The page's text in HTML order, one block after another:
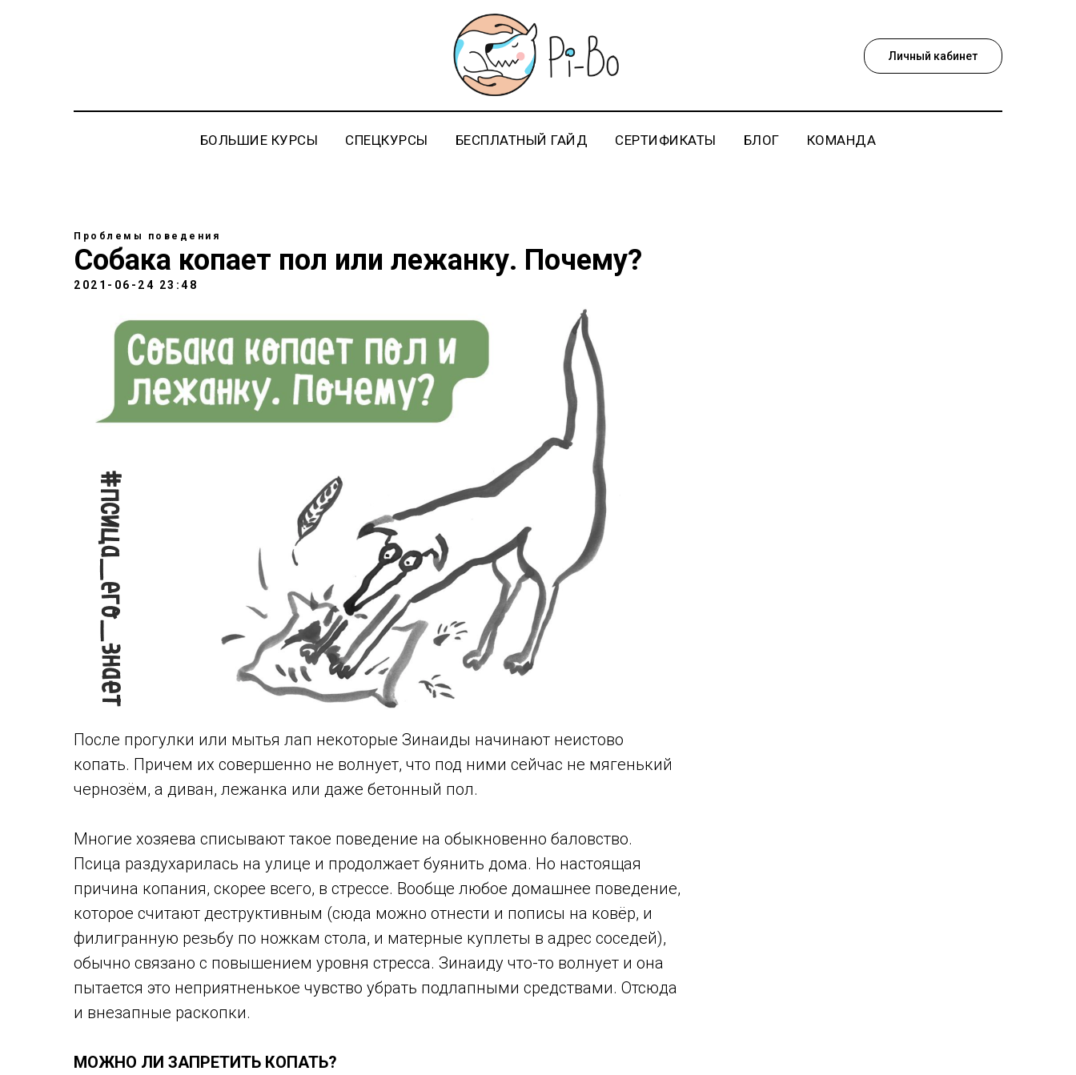
Личный кабинет
БОЛЬШИЕ КУРСЫ СПЕЦКУРСЫ БЕСПЛАТНЫЙ ГАЙД СЕРТИФИКАТЫ БЛОГ КОМАНДА
Проблемы поведения
Собака копает пол или лежанку. Почему?
2021-06-24 23:48
После прогулки или мытья лап некоторые Зинаиды начинают неистово
копать. Причем их совершенно не волнует, что под ними сейчас не мягенький
чернозём, а диван, лежанка или даже бетонный пол.
Многие хозяева списывают такое поведение на обыкновенно баловство.
Псица раздухарилась на улице и продолжает буянить дома. Но настоящая
причина копания, скорее всего, в стрессе. Вообще любое домашнее поведение,
которое считают деструктивным (сюда можно отнести и пописы на ковёр, и
филигранную резьбу по ножкам стола, и матерные куплеты в адрес соседей),
обычно связано с повышением уровня стресса. Зинаиду что-то волнует и она
пытается это неприятненькое чувство убрать подлапными средствами. Отсюда
и внезапные раскопки.
МОЖНО ЛИ ЗАПРЕТИТЬ КОПАТЬ?